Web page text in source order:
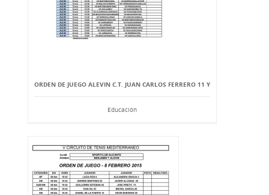
ORDEN DE JUEGO ALEVIN C.T. JUAN CARLOS FERRERO 11 Y
Educación